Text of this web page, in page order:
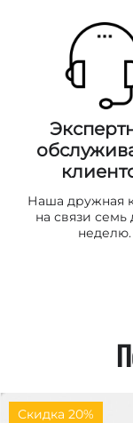
Наша дружная
на связи семь
неделю.
Скидка 20%